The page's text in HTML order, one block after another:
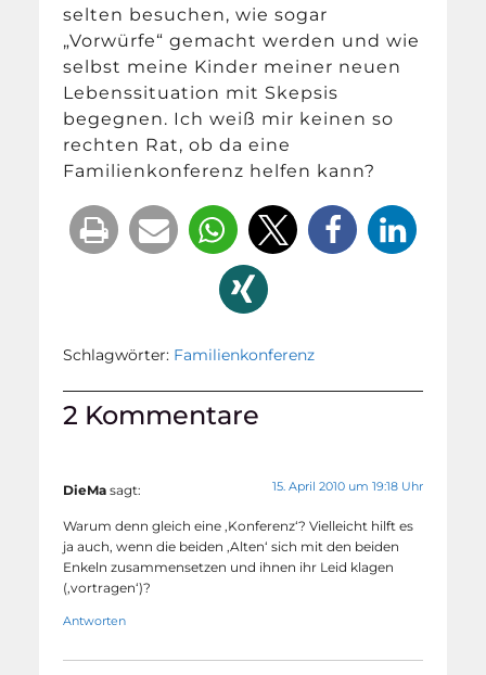
selten besuchen, wie sogar
„Vorwürfe“ gemacht werden und wie
selbst meine Kinder meiner neuen
Lebenssituation mit Skepsis
begegnen. Ich weiß mir keinen so
rechten Rat, ob da eine
Familienkonferenz helfen kann?
Schlagwörter: Familienkonferenz
2 Kommentare
DieMa sagt: 15. April 2010 um 19:18 Uhr
Warum denn gleich eine ‚Konferenz‘? Vielleicht hilft es
ja auch, wenn die beiden ‚Alten‘ sich mit den beiden
Enkeln zusammensetzen und ihnen ihr Leid klagen
(‚vortragen‘)?
Antworten